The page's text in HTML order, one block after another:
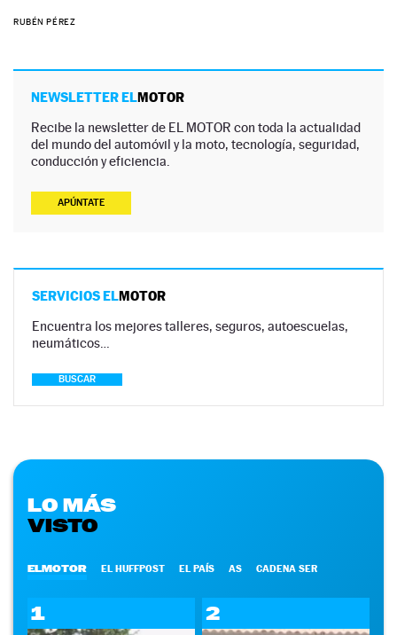
RUBÉN PÉREZ
NEWSLETTER ELMOTOR
Recibe la newsletter de EL MOTOR con toda la actualidad
del mundo del automóvil y la moto, tecnología, seguridad,
conducción y eficiencia.
APÚNTATE
SERVICIOS ELMOTOR
Encuentra los mejores talleres, seguros, autoescuelas,
neumáticos…
BUSCAR
LO MÁS
VISTO
ELMOTOR EL HUFFPOST EL PAÍS AS CADENA SER
1 2